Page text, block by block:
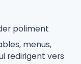
poliment
menus,
redirigent vers